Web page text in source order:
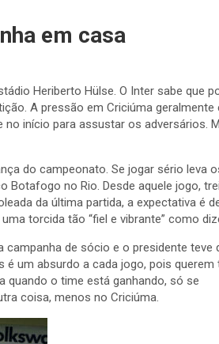
em casa
Heriberto Hülse. O Inter sabe que
A pressão em Criciúma geralmente
início para assustar os adversários.
do campeonato. Se jogar sério leva
Botafogo no Rio. Desde aquele jogo,
da última partida, a expectativa é
torcida tão “fiel e vibrante” como
campanha de sócio e o presidente teve
é um absurdo a cada jogo, pois querem
quando o time está ganhando, só se
coisa, menos no Criciúma.